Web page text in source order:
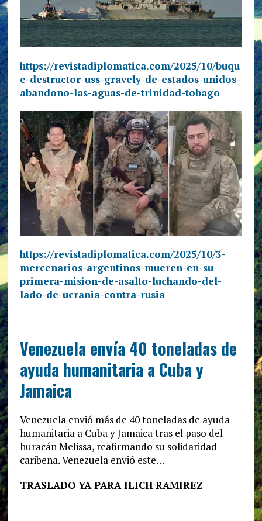
https://revistadiplomatica.com/2025/10/buqu
e-destructor-uss-gravely-de-estados-unidos-
abandono-las-aguas-de-trinidad-tobago
https://revistadiplomatica.com/2025/10/3-
mercenarios-argentinos-mueren-en-su-
primera-mision-de-asalto-luchando-del-
lado-de-ucrania-contra-rusia
Venezuela envía 40 toneladas de
ayuda humanitaria a Cuba y
Jamaica
Venezuela envió más de 40 toneladas de ayuda
humanitaria a Cuba y Jamaica tras el paso del
huracán Melissa, reafirmando su solidaridad
caribeña. Venezuela envió este…
TRASLADO YA PARA ILICH RAMIREZ